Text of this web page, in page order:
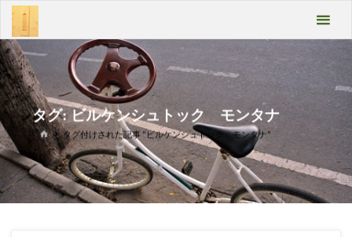
テ
ン
ツ
へ
ス
キ
ッ
プ
ばよ
うい
こみ
ゃあ
Take
it
タグ:ビルケンシュトック モンタナ
ホ
ー
ム
タグ付けされた記事 "ビルケンシュトック モンタナ"